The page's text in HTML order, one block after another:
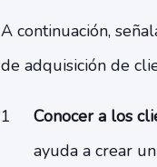
A continuación,
de adquisición de
Conocer a los
ayuda a crear